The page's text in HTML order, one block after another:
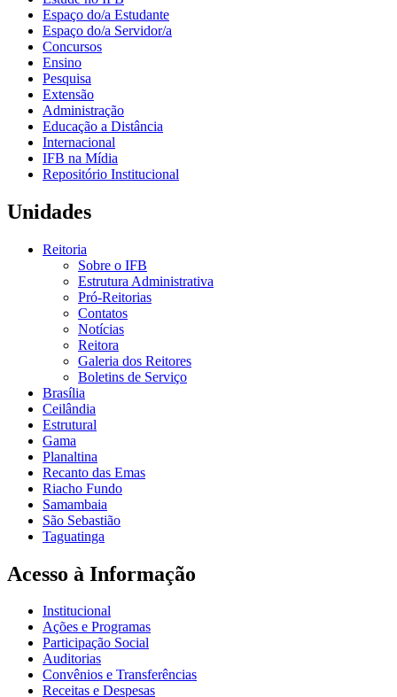
Espaço do/a Estudante
Espaço do/a Servidor/a
Concursos
Ensino
Pesquisa
Extensão
Administração
Educação a Distância
Internacional
IFB na Mídia
Repositório Institucional
Unidades
Reitoria
Sobre o IFB
Estrutura Administrativa
Pró-Reitorias
Contatos
Notícias
Reitora
Galeria dos Reitores
Boletins de Serviço
Brasília
Ceilândia
Estrutural
Gama
Planaltina
Recanto das Emas
Riacho Fundo
Samambaia
São Sebastião
Taguatinga
Acesso à Informação
Institucional
Ações e Programas
Participação Social
Auditorias
Convênios e Transferências
Receitas e Despesas